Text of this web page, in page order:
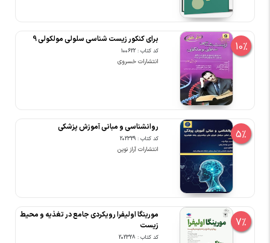
10%
برای کنکور زیست شناسی سلولی مولکولی 9
کد کتاب : 100622
انتشارات خسروی
5%
روانشناسی و مبانی آموزش پزشکی
کد کتاب : 202329
انتشارات آراز نوین
7%
مورینگا اولیفرا رویکردی جامع در تغذیه و محیط
زیست
کد کتاب : 202328